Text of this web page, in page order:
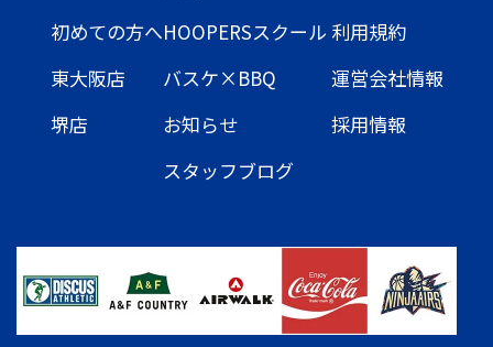
初めての方へ
東大阪店
堺店
HOOPERSスクール
バスケ×BBQ
お知らせ
スタッフブログ
利用規約
運営会社情報
採用情報